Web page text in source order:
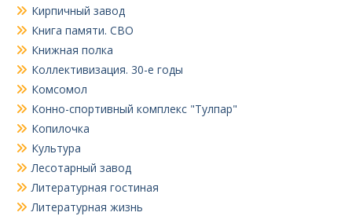
Кирпичный завод
Книга памяти. СВО
Книжная полка
Коллективизация. 30-е годы
Комсомол
Конно-спортивный комплекс "Тулпар"
Копилочка
Культура
Лесотарный завод
Литературная гостиная
Литературная жизнь